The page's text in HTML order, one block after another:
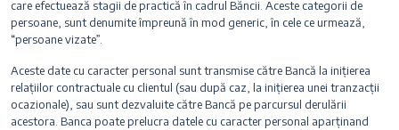
care efectuează stagii de practică în cadrul Băncii. Aceste categorii de
persoane, sunt denumite împreună în mod generic, în cele ce urmează,
“persoane vizate”.
Aceste date cu caracter personal sunt transmise către Bancă la inițierea
relațiilor contractuale cu clientul (sau după caz, la inițierea unei tranzacții
ocazionale), sau sunt dezvaluite către Bancă pe parcursul derulării
acestora. Banca poate prelucra datele cu caracter personal aparținand